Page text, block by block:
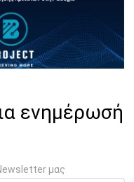
ενημέρωσή
μας